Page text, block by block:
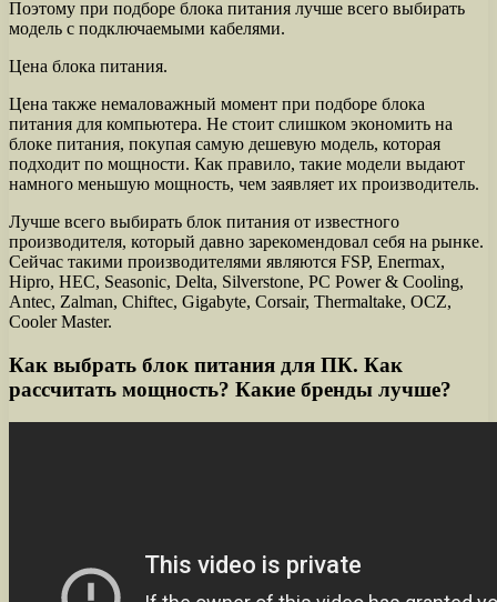
Поэтому при подборе блока питания лучше всего выбирать
модель с подключаемыми кабелями.
Цена блока питания.
Цена также немаловажный момент при подборе блока
питания для компьютера. Не стоит слишком экономить на
блоке питания, покупая самую дешевую модель, которая
подходит по мощности. Как правило, такие модели выдают
намного меньшую мощность, чем заявляет их производитель.
Лучше всего выбирать блок питания от известного
производителя, который давно зарекомендовал себя на рынке.
Сейчас такими производителями являются FSP, Enermax,
Hipro, HEC, Seasonic, Delta, Silverstone, PC Power & Cooling,
Antec, Zalman, Chiftec, Gigabyte, Corsair, Thermaltake, OCZ,
Cooler Master.
Как выбрать блок питания для ПК. Как
рассчитать мощность? Какие бренды лучше?